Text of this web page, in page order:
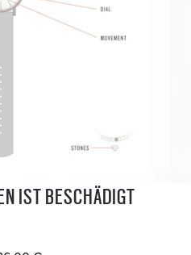
IST BESCHÄDIGT